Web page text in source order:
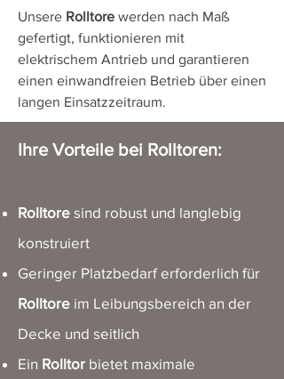
Unsere Rolltore werden nach Maß
gefertigt, funktionieren mit
elektrischem Antrieb und garantieren
einen einwandfreien Betrieb über einen
langen Einsatzzeitraum.
Ihre Vorteile bei Rolltoren:
Rolltore sind robust und langlebig
konstruiert
Geringer Platzbedarf erforderlich für
Rolltore im Leibungsbereich an der
Decke und seitlich
Ein Rolltor bietet maximale